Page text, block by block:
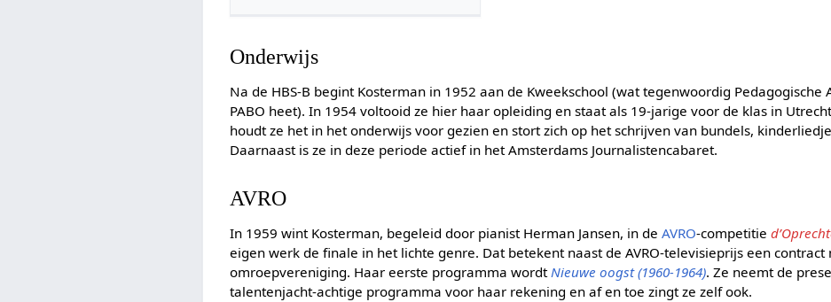
Onderwijs
Na de HBS-B begint Kosterman in 1952 aan de Kweekschool (wat tegenwoordig Pedagogische
PABO heet). In 1954 voltooid ze hier haar opleiding en staat als 19-jarige voor de klas in
houdt ze het in het onderwijs voor gezien en stort zich op het schrijven van bundels,
Daarnaast is ze in deze periode actief in het Amsterdams Journalistencabaret.
AVRO
In 1959 wint Kosterman, begeleid door pianist Herman Jansen, in deAVRO-competitie
eigen werk de finale in het lichte genre. Dat betekent naast de AVRO-televisieprijs een contract
omroepvereniging. Haar eerste programma wordtNieuwe oogst (1960-1964). Ze neemt de
talentenjacht-achtige programma voor haar rekening en af en toe zingt ze zelf ook.